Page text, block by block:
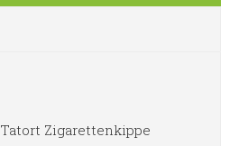
Tatort Zigarettenkippe